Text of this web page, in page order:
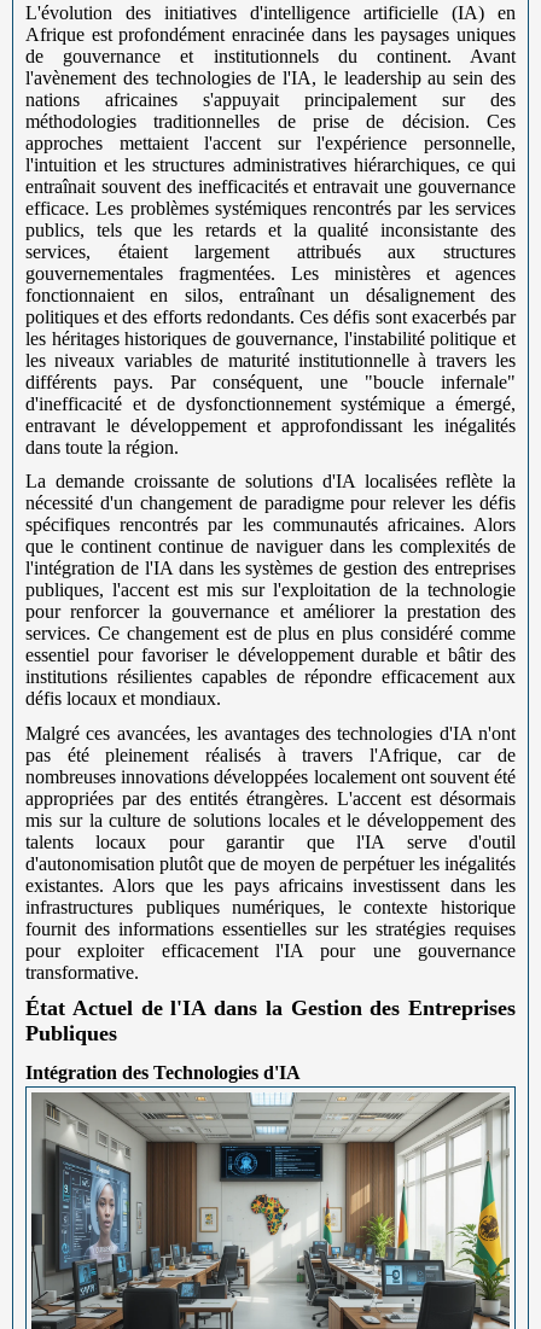
L'évolution des initiatives d'intelligence artificielle (IA) en
Afrique est profondément enracinée dans les paysages uniques
de gouvernance et institutionnels du continent. Avant
l'avènement des technologies de l'IA, le leadership au sein des
nations africaines s'appuyait principalement sur des
méthodologies traditionnelles de prise de décision. Ces
approches mettaient l'accent sur l'expérience personnelle,
l'intuition et les structures administratives hiérarchiques, ce qui
entraînait souvent des inefficacités et entravait une gouvernance
efficace. Les problèmes systémiques rencontrés par les services
publics, tels que les retards et la qualité inconsistante des
services, étaient largement attribués aux structures
gouvernementales fragmentées. Les ministères et agences
fonctionnaient en silos, entraînant un désalignement des
politiques et des efforts redondants. Ces défis sont exacerbés par
les héritages historiques de gouvernance, l'instabilité politique et
les niveaux variables de maturité institutionnelle à travers les
différents pays. Par conséquent, une "boucle infernale"
d'inefficacité et de dysfonctionnement systémique a émergé,
entravant le développement et approfondissant les inégalités
dans toute la région.
La demande croissante de solutions d'IA localisées reflète la
nécessité d'un changement de paradigme pour relever les défis
spécifiques rencontrés par les communautés africaines. Alors
que le continent continue de naviguer dans les complexités de
l'intégration de l'IA dans les systèmes de gestion des entreprises
publiques, l'accent est mis sur l'exploitation de la technologie
pour renforcer la gouvernance et améliorer la prestation des
services. Ce changement est de plus en plus considéré comme
essentiel pour favoriser le développement durable et bâtir des
institutions résilientes capables de répondre efficacement aux
défis locaux et mondiaux.
Malgré ces avancées, les avantages des technologies d'IA n'ont
pas été pleinement réalisés à travers l'Afrique, car de
nombreuses innovations développées localement ont souvent été
appropriées par des entités étrangères. L'accent est désormais
mis sur la culture de solutions locales et le développement des
talents locaux pour garantir que l'IA serve d'outil
d'autonomisation plutôt que de moyen de perpétuer les inégalités
existantes. Alors que les pays africains investissent dans les
infrastructures publiques numériques, le contexte historique
fournit des informations essentielles sur les stratégies requises
pour exploiter efficacement l'IA pour une gouvernance
transformative.
État Actuel de l'IA dans la Gestion des Entreprises
Publiques
Intégration des Technologies d'IA